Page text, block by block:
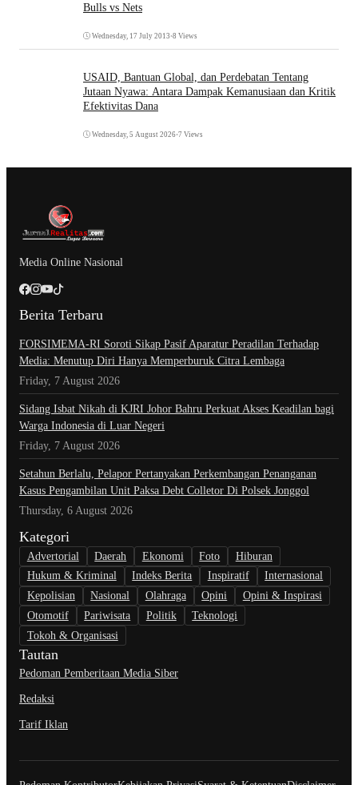
Bulls vs Nets
Wednesday, 17 July 2013 •8 Views
USAID, Bantuan Global, dan Perdebatan Tentang
Jutaan Nyawa: Antara Dampak Kemanusiaan dan Kritik
Efektivitas Dana
Wednesday, 5 August 2026•7 Views
Media Online Nasional
Berita Terbaru
​FORSIMEMA-RI Soroti Sikap Pasif Aparatur Peradilan Terhadap
Media: Menutup Diri Hanya Memperburuk Citra Lembaga
Friday, 7 August 2026
Sidang Isbat Nikah di KJRI Johor Bahru Perkuat Akses Keadilan bagi
Warga Indonesia di Luar Negeri
Friday, 7 August 2026
Setahun Berlalu, Pelapor Pertanyakan Perkembangan Penanganan
Kasus Pengambilan Unit Paksa Debt Colletor Di Polsek Jonggol
Thursday, 6 August 2026
Kategori
Advertorial Daerah Ekonomi Foto
Hiburan
Hukum & Kriminal
Indeks Berita Inspiratif
Internasional
Kepolisian
Nasional Olahraga Opini
Opini & Inspirasi
Otomotif
Pariwisata Politik
Teknologi
Tokoh & Organisasi
Tautan
Pedoman Pemberitaan Media Siber
Redaksi
Tarif Iklan